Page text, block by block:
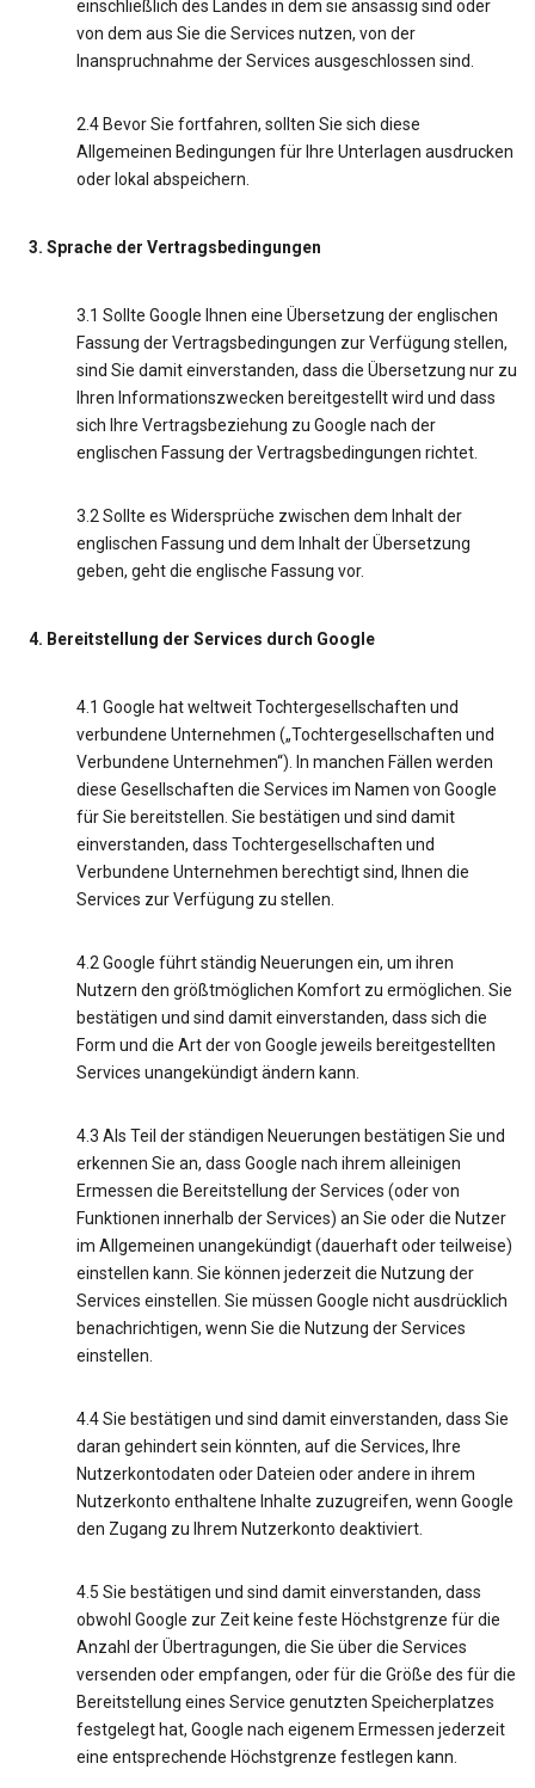
einschließlich des Landes in dem sie ansässig sind oder
von dem aus Sie die Services nutzen, von der
Inanspruchnahme der Services ausgeschlossen sind.
2.4 Bevor Sie fortfahren, sollten Sie sich diese
Allgemeinen Bedingungen für Ihre Unterlagen ausdrucken
oder lokal abspeichern.
3. Sprache der Vertragsbedingungen
3.1 Sollte Google Ihnen eine Übersetzung der englischen
Fassung der Vertragsbedingungen zur Verfügung stellen,
sind Sie damit einverstanden, dass die Übersetzung nur zu
Ihren Informationszwecken bereitgestellt wird und dass
sich Ihre Vertragsbeziehung zu Google nach der
englischen Fassung der Vertragsbedingungen richtet.
3.2 Sollte es Widersprüche zwischen dem Inhalt der
englischen Fassung und dem Inhalt der Übersetzung
geben, geht die englische Fassung vor.
4. Bereitstellung der Services durch Google
4.1 Google hat weltweit Tochtergesellschaften und
verbundene Unternehmen („Tochtergesellschaften und
Verbundene Unternehmen“). In manchen Fällen werden
diese Gesellschaften die Services im Namen von Google
für Sie bereitstellen. Sie bestätigen und sind damit
einverstanden, dass Tochtergesellschaften und
Verbundene Unternehmen berechtigt sind, Ihnen die
Services zur Verfügung zu stellen.
4.2 Google führt ständig Neuerungen ein, um ihren
Nutzern den größtmöglichen Komfort zu ermöglichen. Sie
bestätigen und sind damit einverstanden, dass sich die
Form und die Art der von Google jeweils bereitgestellten
Services unangekündigt ändern kann.
4.3 Als Teil der ständigen Neuerungen bestätigen Sie und
erkennen Sie an, dass Google nach ihrem alleinigen
Ermessen die Bereitstellung der Services (oder von
Funktionen innerhalb der Services) an Sie oder die Nutzer
im Allgemeinen unangekündigt (dauerhaft oder teilweise)
einstellen kann. Sie können jederzeit die Nutzung der
Services einstellen. Sie müssen Google nicht ausdrücklich
benachrichtigen, wenn Sie die Nutzung der Services
einstellen.
4.4 Sie bestätigen und sind damit einverstanden, dass Sie
daran gehindert sein könnten, auf die Services, Ihre
Nutzerkontodaten oder Dateien oder andere in ihrem
Nutzerkonto enthaltene Inhalte zuzugreifen, wenn Google
den Zugang zu Ihrem Nutzerkonto deaktiviert.
4.5 Sie bestätigen und sind damit einverstanden, dass
obwohl Google zur Zeit keine feste Höchstgrenze für die
Anzahl der Übertragungen, die Sie über die Services
versenden oder empfangen, oder für die Größe des für die
Bereitstellung eines Service genutzten Speicherplatzes
festgelegt hat, Google nach eigenem Ermessen jederzeit
eine entsprechende Höchstgrenze festlegen kann.